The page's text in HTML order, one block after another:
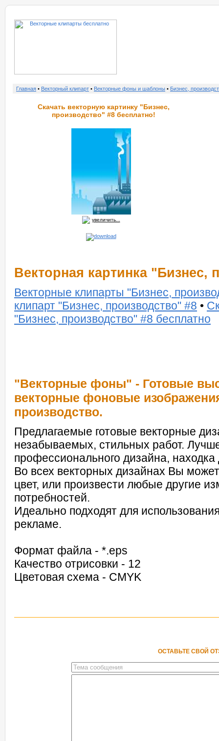
Главная • Векторный клипарт • Векторные фоны и шаблоны • Бизнес,
Скачать векторную картинку "Бизнес,
производство" #8 бесплатно!
увеличить...
Векторная картинка "Бизнес,
Векторные клипарты "Бизнес,
клипарт "Бизнес, производство" #8 •
"Бизнес, производство" #8 бесплатно
"Векторные фоны" - Готовые
векторные фоновые
производство.
Предлагаемые готовые векторные
незабываемых, стильных работ.
профессионального дизайна,
Во всех векторных дизайнах Вы
цвет, или произвести любые другие
потребностей.
Идеально подходят для
рекламе.
Формат файла - *.eps
Качество отрисовки - 12
Цветовая схема - CMYK
ОСТАВЬТЕ СВОЙ